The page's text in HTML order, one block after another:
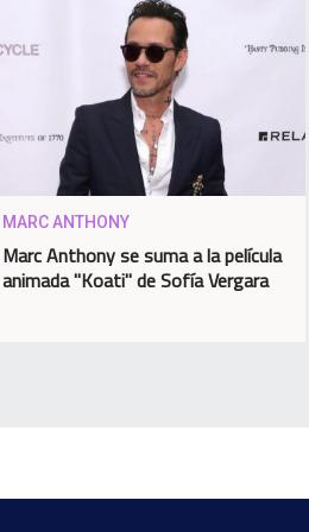
MARC ANTHONY
Marc Anthony se suma a la película
animada "Koati" de Sofía Vergara